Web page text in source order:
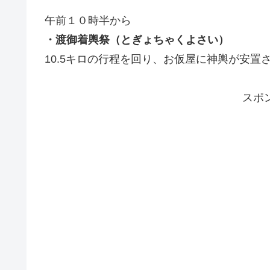
午前１０時半から
・渡御着輿祭（とぎょちゃくよさい）
10.5キロの行程を回り、お仮屋に神輿が安置
スポ